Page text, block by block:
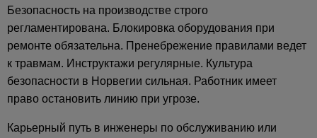
Безопасность на производстве строго
регламентирована. Блокировка оборудования при
ремонте обязательна. Пренебрежение правилами ведет
к травмам. Инструктажи регулярные. Культура
безопасности в Норвегии сильная. Работник имеет
право остановить линию при угрозе.
Карьерный путь в инженеры по обслуживанию или